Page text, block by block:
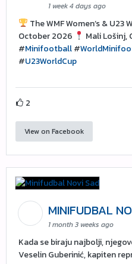
1 week 4 days ago
The WMF Women’s & U23
October 2026
Mali Lošinj,
#Minifootball#
#U23WorldCup
2
View on Facebook
MINIFUDBAL
1 month 3 weeks ago
Kada se biraju najbolji,
Veselin Guberinić, kapiten